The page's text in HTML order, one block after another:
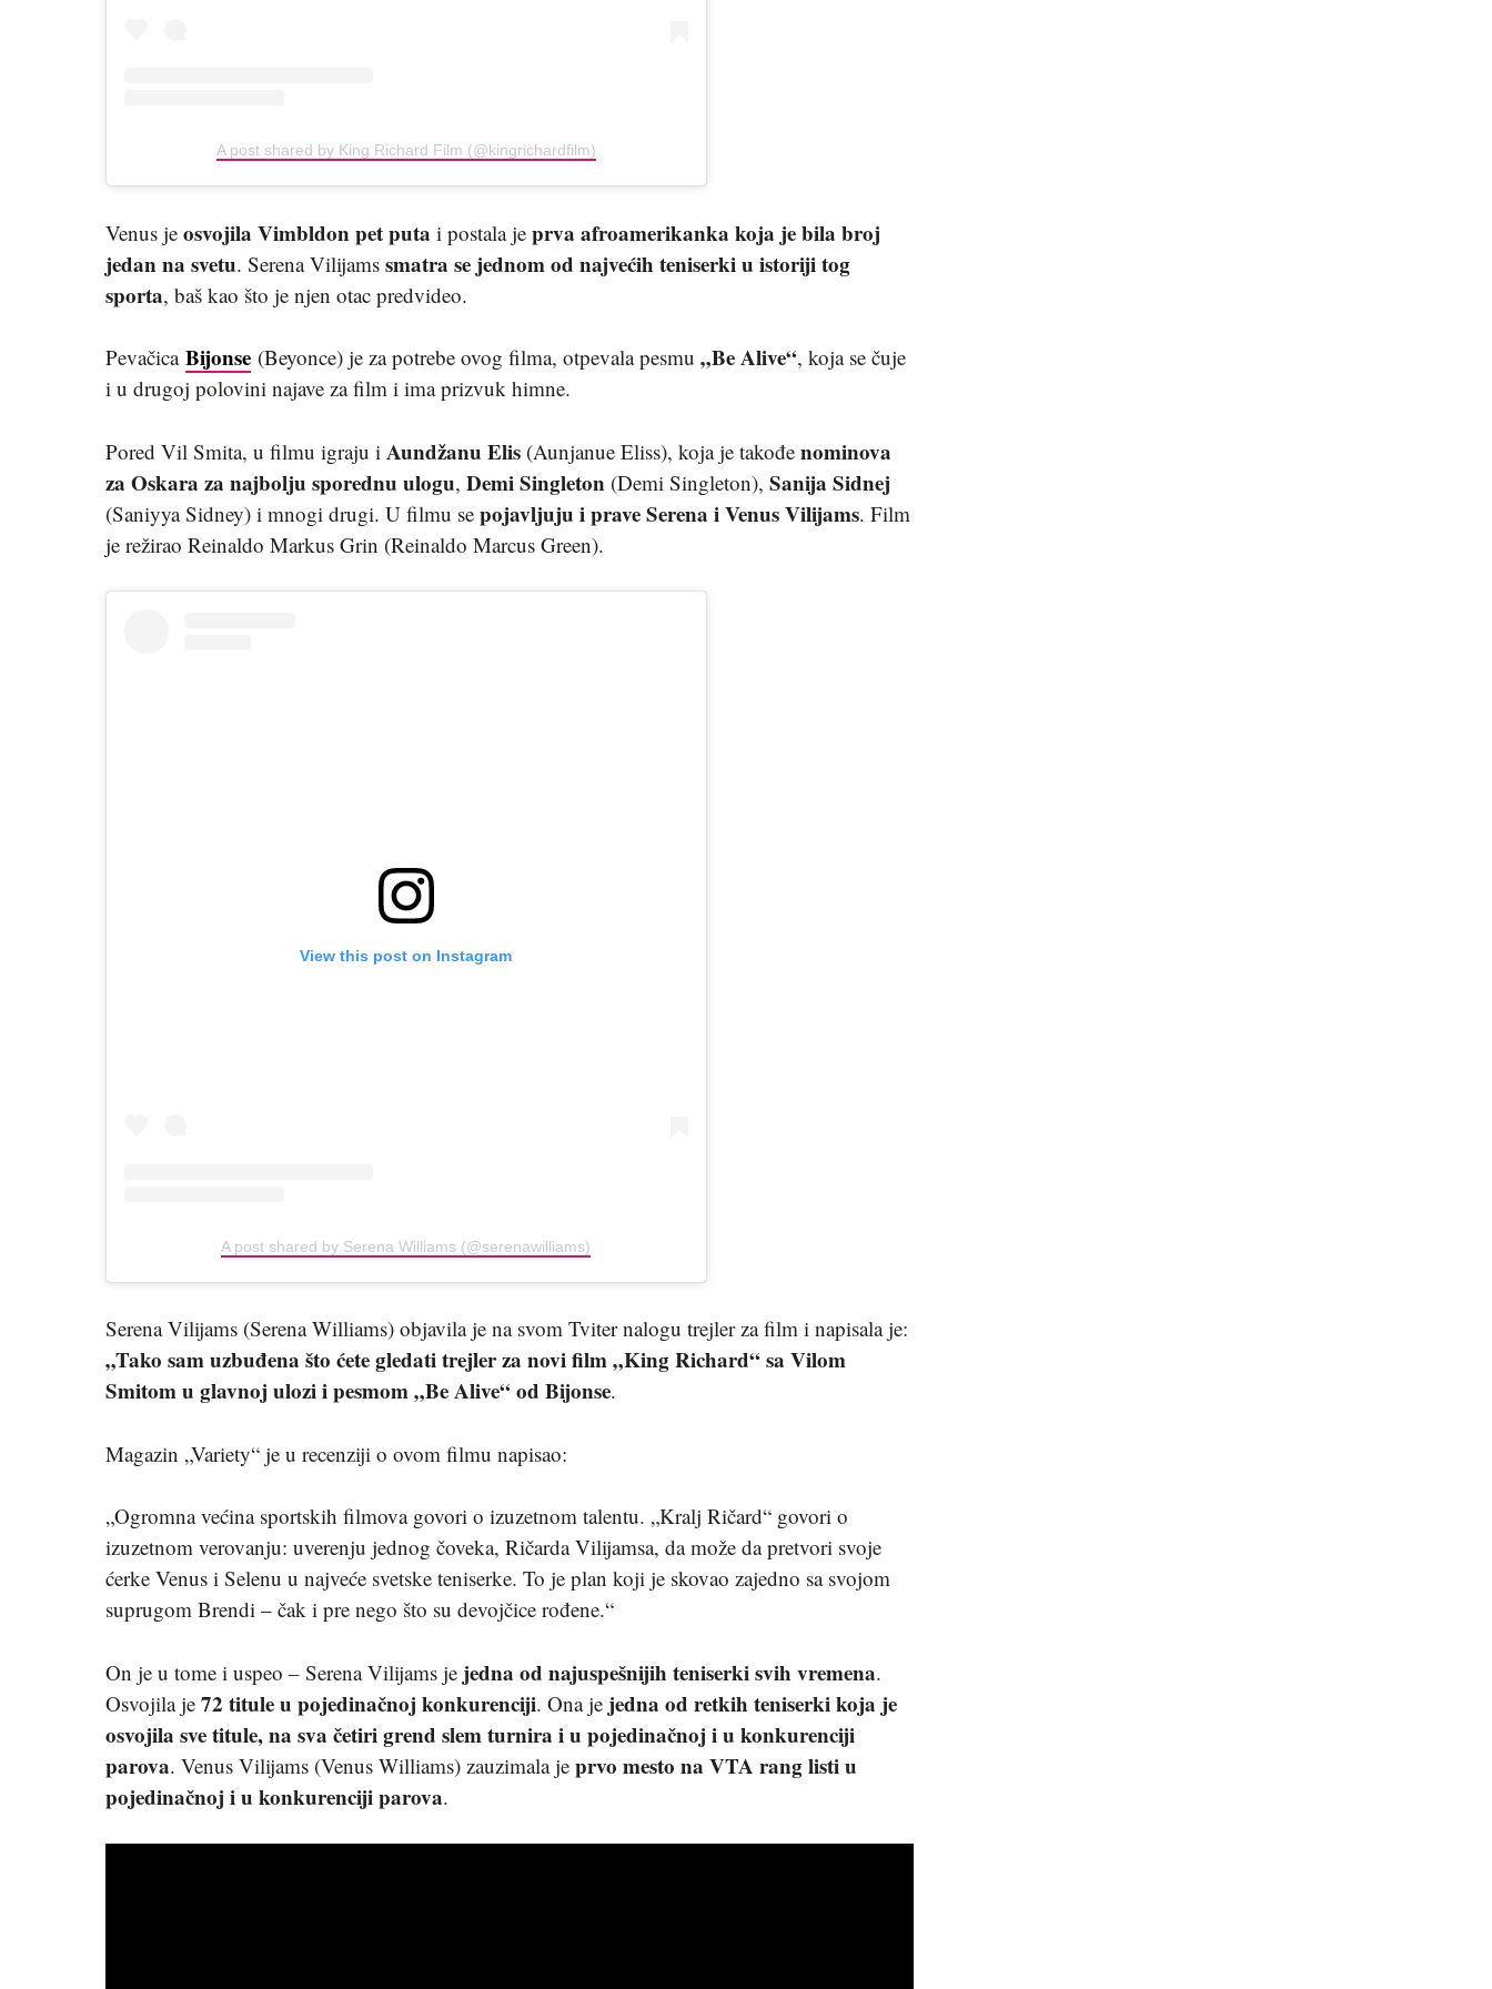
A post shared by King Richard Film (@kingrichardfilm)
Venus je osvojila Vimbldon pet puta i postala je prva afroamerikanka koja je bila broj
jedan na svetu. Serena Vilijams smatra se jednom od najvećih teniserki u istoriji tog
sporta, baš kao što je njen otac predvideo.
Pevačica Bijonse(Beyonce) je za potrebe ovog filma, otpevala pesmu „Be Alive“, koja se čuje
i u drugoj polovini najave za film i ima prizvuk himne.
Pored Vil Smita, u filmu igraju i Aundžanu Elis(Aunjanue Eliss), koja je takođe nominova
za Oskara za najbolju sporednu ulogu, Demi Singleton (Demi Singleton), Sanija Sidnej
(Saniyya Sidney) i mnogi drugi. U filmu sepojavljuju i prave Serena i Venus Vilijams. Film
je režirao Reinaldo Markus Grin (Reinaldo Marcus Green).
View this post on Instagram
A post shared by Serena Williams (@serenawilliams)
Serena Vilijams (Serena Williams) objavila je na svom Tviter nalogu trejler za film i napisala je:
„Tako sam uzbuđena što ćete gledati trejler za novi film „King Richard“ sa Vilom
Smitom u glavnoj ulozi i pesmom „Be Alive“ od Bijonse.
Magazin „Variety“ je u recenziji o ovom filmu napisao:
„Ogromna većina sportskih filmova govori o izuzetnom talentu. „Kralj Ričard“ govori o
izuzetnom verovanju: uverenju jednog čoveka, Ričarda Vilijamsa, da može da pretvori svoje
ćerke Venus i Selenu u najveće svetske teniserke. To je plan koji je skovao zajedno sa svojom
suprugom Brendi – čak i pre nego što su devojčice rođene.“
On je u tome i uspeo – Serena Vilijams je jedna od najuspešnijih teniserki svih vremena.
Osvojila je 72 titule u pojedinačnoj konkurenciji. Ona je jedna od retkih teniserki koja je
osvojila sve titule, na sva četiri grend slem turnira i u pojedinačnoj i u konkurenciji
parova. Venus Vilijams (Venus Williams) zauzimala je prvo mesto na VTA rang listi u
pojedinačnoj i u konkurenciji parova.